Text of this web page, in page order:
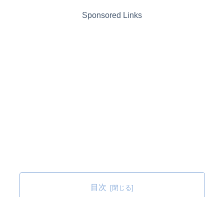
Sponsored Links
目次